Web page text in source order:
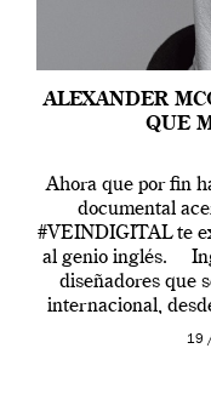
ALEXANDER
QUE
Ahora que por fin
documental
#VEINDIGITAL te
al genio inglés.
diseñadores que
internacional,
19